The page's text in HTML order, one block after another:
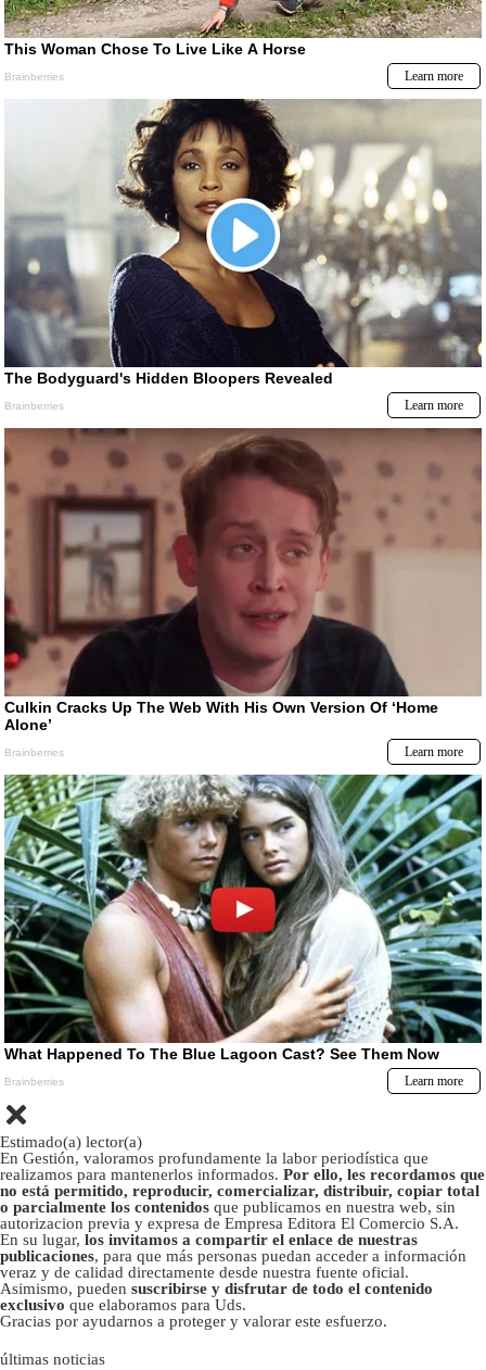
Estimado(a) lector(a)
En Gestión, valoramos profundamente la labor periodística que
realizamos para mantenerlos informados. Por ello, les recordamos que
no está permitido, reproducir, comercializar, distribuir, copiar total
o parcialmente los contenidos que publicamos en nuestra web, sin
autorizacion previa y expresa de Empresa Editora El Comercio S.A.
En su lugar, los invitamos a compartir el enlace de nuestras
publicaciones, para que más personas puedan acceder a información
veraz y de calidad directamente desde nuestra fuente oficial.
Asimismo, pueden suscribirse y disfrutar de todo el contenido
exclusivo que elaboramos para Uds.
Gracias por ayudarnos a proteger y valorar este esfuerzo.
últimas noticias